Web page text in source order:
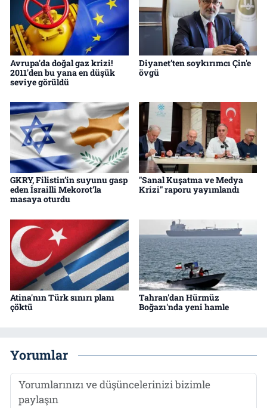
Avrupa'da doğal gaz krizi!
2011'den bu yana en düşük
seviye görüldü
Diyanet’ten soykırımcı Çin'e
övgü
GKRY, Filistin’in suyunu gasp
eden İsrailli Mekorot’la
masaya oturdu
"Sanal Kuşatma ve Medya
Krizi" raporu yayımlandı
Atina'nın Türk sınırı planı
çöktü
Tahran'dan Hürmüz
Boğazı'nda yeni hamle
Yorumlar